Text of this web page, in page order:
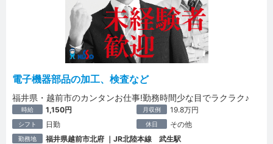
電子機器部品の加工、検査など
福井県・越前市のカンタンお仕事!勤務時間少な目でラクラク♪
時給 1,150円 月収例 19.8万円
シフト 日勤 休日 その他
勤務地 福井県越前市北府 ｜JR北陸本線 武生駅